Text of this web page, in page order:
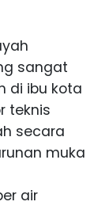
sangat
di ibu kota
teknis
secara
muka
air